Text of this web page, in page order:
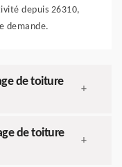
depuis 26310,
demande.
de toiture
+
de toiture
+